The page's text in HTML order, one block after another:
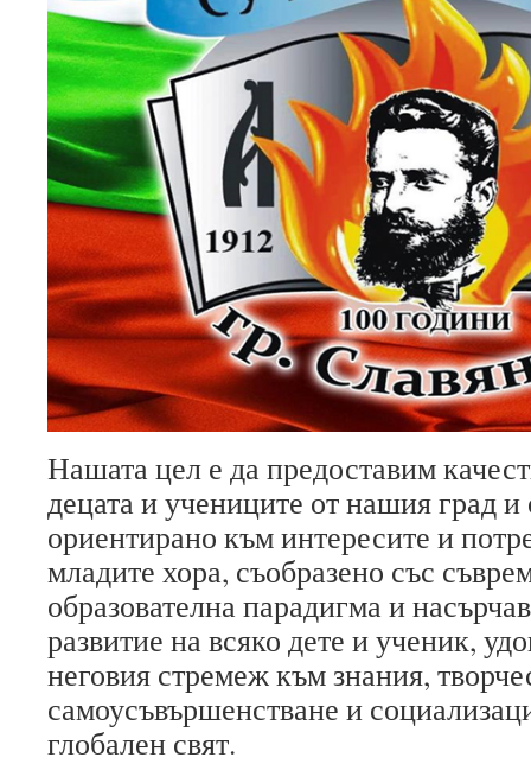
Нашата цел е да предоставим
децата и учениците от нашия град
ориентирано към интересите и
младите хора, съобразено със
образователна парадигма и
развитие на всяко дете и ученик,
неговия стремеж към знания,
самоусъвършенстване и
глобален свят.